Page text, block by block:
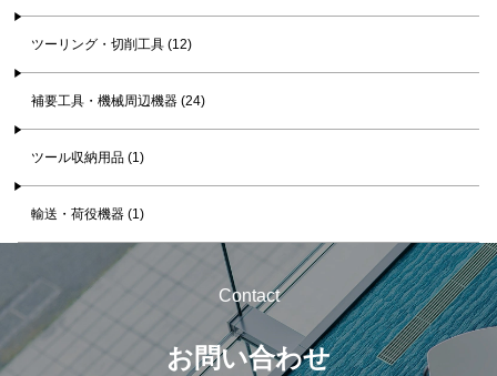
ツーリング・切削工具 (12)
補要工具・機械周辺機器 (24)
ツール収納用品 (1)
輸送・荷役機器 (1)
Contact
お問い合わせ